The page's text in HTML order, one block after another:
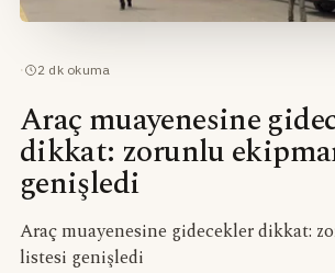
· 2 dk okuma
Araç muayenesine
dikkat: zorunlu
genişledi
Araç muayenesine gidecekler dikkat:
listesi genişledi